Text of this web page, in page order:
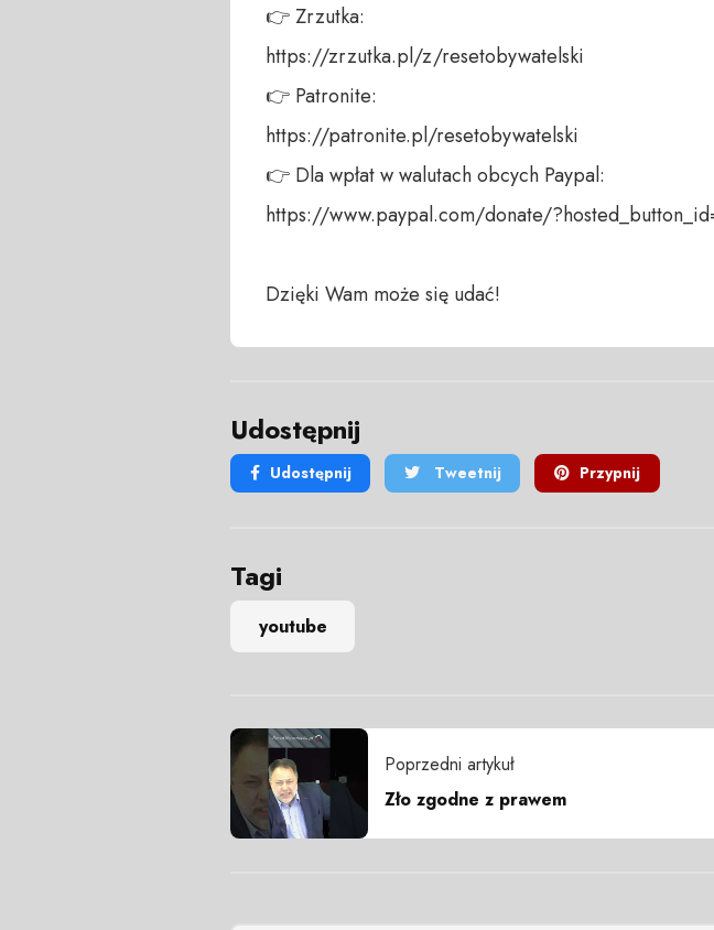
👉 Zrzutka:
https://zrzutka.pl/z/resetobywatelski
👉 Patronite:
https://patronite.pl/resetobywatelski
👉 Dla wpłat w walutach obcych Paypal:
https://www.paypal.com/donate/
Dzięki Wam może się udać!
Udostępnij
Udostępnij Tweetnij Przypnij
Tagi
youtube
Poprzedni artykuł
Zło zgodne z prawem